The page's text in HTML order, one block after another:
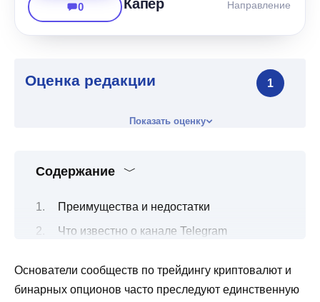
0 Капер Направление
Оценка редакции 1
Показать оценку
Содержание
Преимущества и недостатки
Что известно о канале Telegram
Чем занимается Александр Гусев и что
предлагает?
Основатели сообществ по трейдингу криптовалют и
бинарных опционов часто преследуют единственную